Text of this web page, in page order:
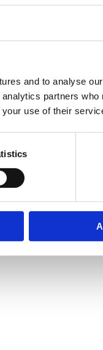
and to analyse
partners
your use of their
Fundament